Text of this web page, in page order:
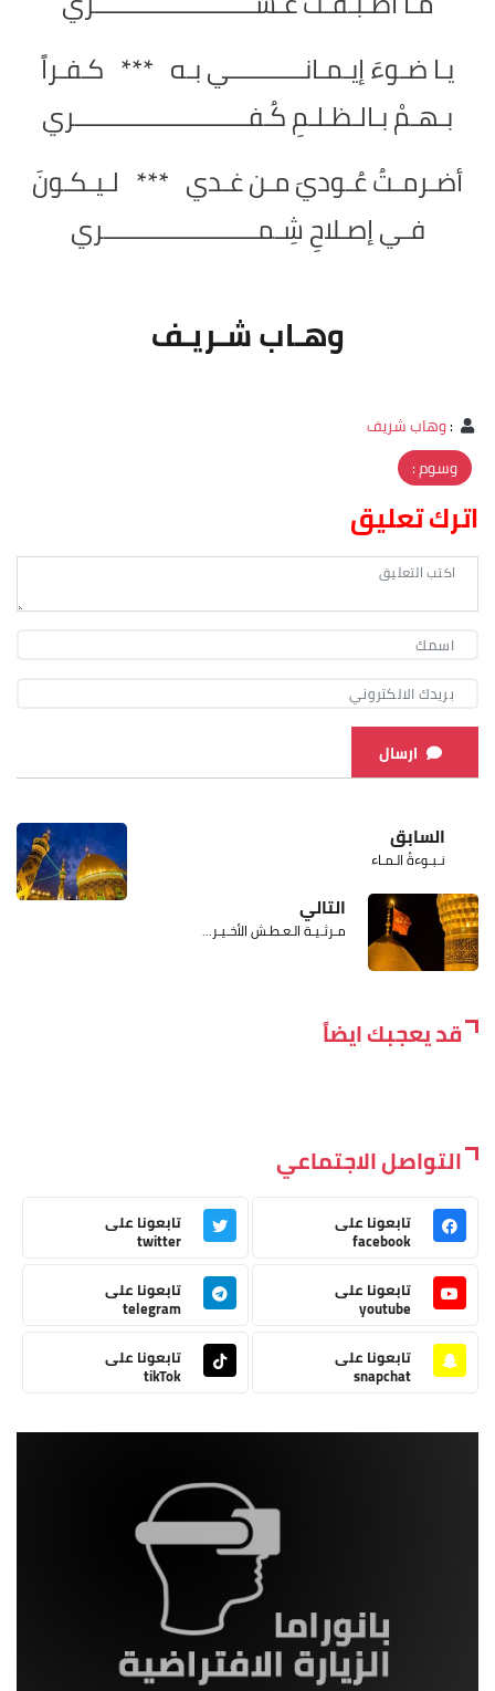
يـا ضـوءَ إيـمـانـــــــــــي بـه *** كـفـراً
بـهـمْ بـالـظـلـمِ كُـفــــــــــــــــــــــــــري
أضـرمـتُ عُـوديَ مـن غـدي *** لـيـكـونَ
فـي إصـلاحِ شِـمـــــــــــــــــــــــري
وهـاب شـريـف
:وهاب شريف
وسوم :
اترك تعليق
ارسال
السابق
نـبـوءةُ الـمـاء
التالي
مـرثـيـة الـعـطـش الأخـيـر...
قد يعجبك ايضاً
التواصل الاجتماعي
تابعونا على
facebook
تابعونا على
twitter
تابعونا على
youtube
تابعونا على
telegram
تابعونا على
snapchat
تابعونا على
tikTok